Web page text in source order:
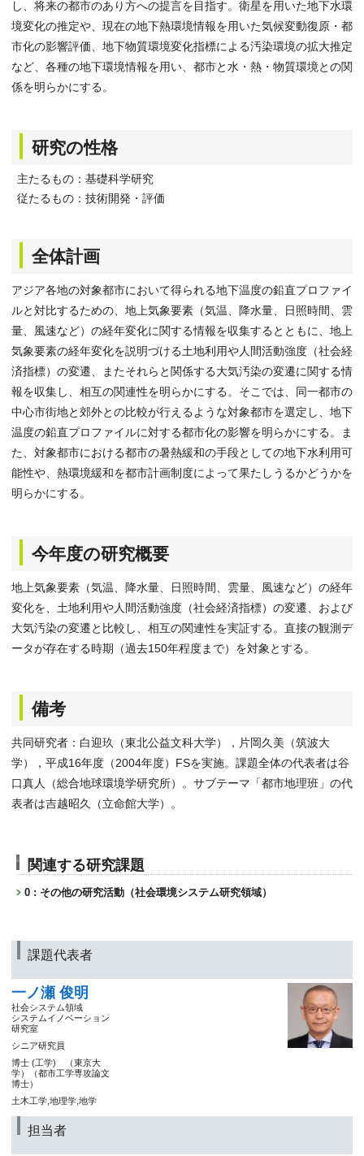
し、将来の都市のあり方への提言を目指す。衛星を用いた地下水環
境変化の推定や、現在の地下熱環境情報を用いた気候変動復原・都
市化の影響評価、地下物質環境変化指標による汚染環境の拡大推定
など、各種の地下環境情報を用い、都市と水・熱・物質環境との関
係を明らかにする。
研究の性格
主たるもの：基礎科学研究
従たるもの：技術開発・評価
全体計画
アジア各地の対象都市において得られる地下温度の鉛直プロファイ
ルと対比するための、地上気象要素（気温、降水量、日照時間、雲
量、風速など）の経年変化に関する情報を収集するとともに、地上
気象要素の経年変化を説明づける土地利用や人間活動強度（社会経
済指標）の変遷、またそれらと関係する大気汚染の変遷に関する情
報を収集し、相互の関連性を明らかにする。そこでは、同一都市の
中心市街地と郊外との比較が行えるような対象都市を選定し、地下
温度の鉛直プロファイルに対する都市化の影響を明らかにする。ま
た、対象都市における都市の暑熱緩和の手段としての地下水利用可
能性や、熱環境緩和を都市計画制度によって果たしうるかどうかを
明らかにする。
今年度の研究概要
地上気象要素（気温、降水量、日照時間、雲量、風速など）の経年
変化を、土地利用や人間活動強度（社会経済指標）の変遷、および
大気汚染の変遷と比較し、相互の関連性を実証する。直接の観測デ
ータが存在する時期（過去150年程度まで）を対象とする。
備考
共同研究者：白迎玖（東北公益文科大学），片岡久美（筑波大
学），平成16年度（2004年度）FSを実施。課題全体の代表者は谷
口真人（総合地球環境学研究所）。サブテーマ「都市地理班」の代
表者は吉越昭久（立命館大学）。
関連する研究課題
0 : その他の研究活動（社会環境システム研究領域）
課題代表者
一ノ瀬 俊明
社会システム領域
システムイノベーション
研究室
シニア研究員
博士 (工学) （東京大
学）（都市工学専攻論文
博士）
土木工学,地理学,地学
担当者